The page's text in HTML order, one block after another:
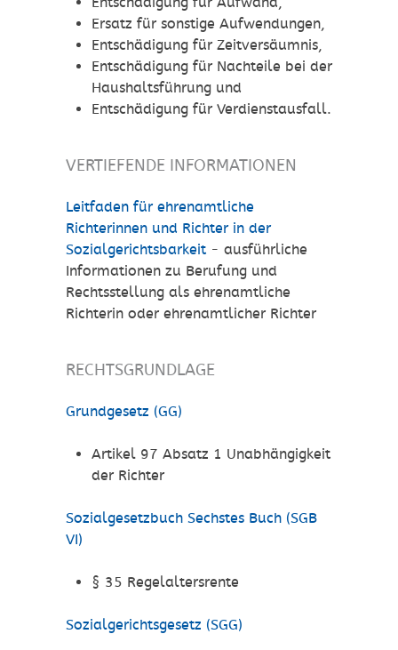
Ersatz für sonstige Aufwendungen,
Entschädigung für Zeitversäumnis,
Entschädigung für Nachteile bei der
Haushaltsführung und
Entschädigung für Verdienstausfall.
VERTIEFENDE INFORMATIONEN
Leitfaden für ehrenamtliche
Richterinnen und Richter in der
Sozialgerichtsbarkeit - ausführliche
Informationen zu Berufung und
Rechtsstellung als ehrenamtliche
Richterin oder ehrenamtlicher Richter
RECHTSGRUNDLAGE
Grundgesetz (GG)
Artikel 97 Absatz 1 Unabhängigkeit
der Richter
Sozialgesetzbuch Sechstes Buch (SGB
VI)
§ 35 Regelaltersrente
Sozialgerichtsgesetz (SGG)